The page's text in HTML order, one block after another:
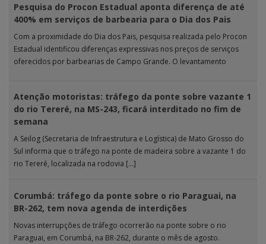
Pesquisa do Procon Estadual aponta diferença de até
400% em serviços de barbearia para o Dia dos Pais
Com a proximidade do Dia dos Pais, pesquisa realizada pelo Procon
Estadual identificou diferenças expressivas nos preços de serviços
oferecidos por barbearias de Campo Grande. O levantamento
Atenção motoristas: tráfego da ponte sobre vazante 1
do rio Tereré, na MS-243, ficará interditado no fim de
semana
A Seilog (Secretaria de Infraestrutura e Logística) de Mato Grosso do
Sul informa que o tráfego na ponte de madeira sobre a vazante 1 do
rio Tereré, localizada na rodovia […]
Corumbá: tráfego da ponte sobre o rio Paraguai, na
BR-262, tem nova agenda de interdições
Novas interrupções de tráfego ocorrerão na ponte sobre o rio
Paraguai, em Corumbá, na BR-262, durante o mês de agosto.